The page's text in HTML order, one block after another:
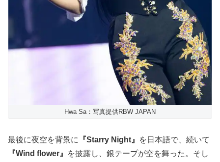
Hwa Sa：写真提供RBW JAPAN
最後に夜空を背景に 『Starry Night』
を日本語で、続いて
『Wind flower』
を披露し、銀テープが空を舞った。そし